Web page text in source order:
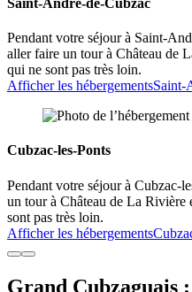
Pendant votre séjour à Saint-
aller faire un tour à Château de
qui ne sont pas très loin.
Afficher les hébergementsSaint-
Cubzac-les-Ponts
Pendant votre séjour à Cubzac-
un tour à Château de La
sont pas très loin.
Afficher les hébergements
Grand Cubzaguais